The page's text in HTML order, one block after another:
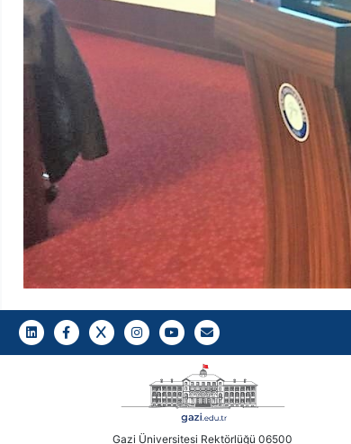
LinkedInFacebookTwitterInstagramYoutubeGazi E-Mail
Gazi Üniversitesi Rektörlüğü 06500